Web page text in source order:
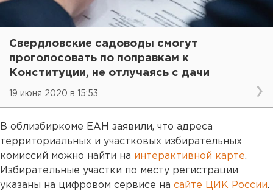
Свердловские садоводы смогут
проголосовать по поправкам к
Конституции, не отлучаясь с дачи
19 июня 2020 в 15:53
В облизбиркоме ЕАН заявили, что адреса
территориальных и участковых избирательных
комиссий можно найти на интерактивной карте.
Избирательные участки по месту регистрации
указаны на цифровом сервисе на сайте ЦИК России.